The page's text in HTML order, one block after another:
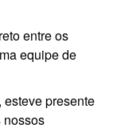
entre os
equipe de
esteve presente
nossos